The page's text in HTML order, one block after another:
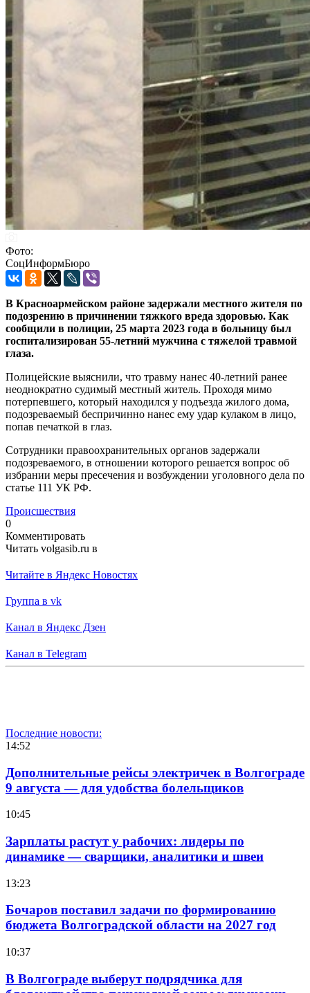
Фото:
СоцИнформБюро
В Красноармейском районе задержали местного жителя по
подозрению в причинении тяжкого вреда здоровью. Как
сообщили в полиции, 25 марта 2023 года в больницу был
госпитализирован 55-летний мужчина с тяжелой травмой
глаза.
Полицейские выяснили, что травму нанес 40-летний ранее
неоднократно судимый местный житель. Проходя мимо
потерпевшего, который находился у подъезда жилого дома,
подозреваемый беспричинно нанес ему удар кулаком в лицо,
попав печаткой в глаз.
Сотрудники правоохранительных органов задержали
подозреваемого, в отношении которого решается вопрос об
избрании меры пресечения и возбуждении уголовного дела по
статье 111 УК РФ.
Происшествия
0
Комментировать
Читать volgasib.ru в
Читайте в Яндекс Новостях
Группа в vk
Канал в Яндекс Дзен
Канал в Telegram
Последние новости:
14:52
Дополнительные рейсы электричек в Волгограде
9 августа — для удобства болельщиков
10:45
Зарплаты растут у рабочих: лидеры по
динамике — сварщики, аналитики и швеи
13:23
Бочаров поставил задачи по формированию
бюджета Волгоградской области на 2027 год
10:37
В Волгограде выберут подрядчика для